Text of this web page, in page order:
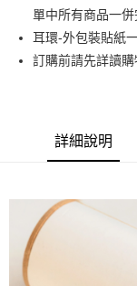
元大商業銀行
玉山商業銀行
台灣樂天信用卡公司
悠遊付
Google Pay
1.本服務由台灣大哥大
2.付款方式選擇「大哥
3.實際核准額度、可
4.訂單成立30分鐘內，
消。如遇「轉專審核」
法說明評估內容。
【繳款方式說明】
AFTEE先享後付
相關說明
AFTEE先享後付是「
便利好安心！
１．簡單：不需註冊會
２．便利：只要手機號
３．安心：先確認商
ATM付款
運送方式
全家取貨付款
單中所有商品一
耳環-外包裝貼紙
訂購前請先詳讀
詳細說明